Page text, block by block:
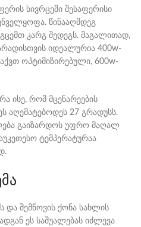
სივრცეში შესაფერისი
წინააღმდეგ
კარგ შედეგს. მაგალითად,
იდეალურია 400w-
ოპტიმიზირებული, 600w-
ისე, რომ მცენარეების
აღემატებოდეს 27 გრადუსს.
გაიზარდოს უფრო მაღალ
ტემპერატურაა
და შემწოვის ქონა სახლის
ეს საშუალებას იძლევა